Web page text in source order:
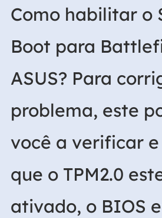
Como habilitar o
Boot para
ASUS? Para
problema, este
você a verificar
que o TPM2.0
ativado, o BIOS